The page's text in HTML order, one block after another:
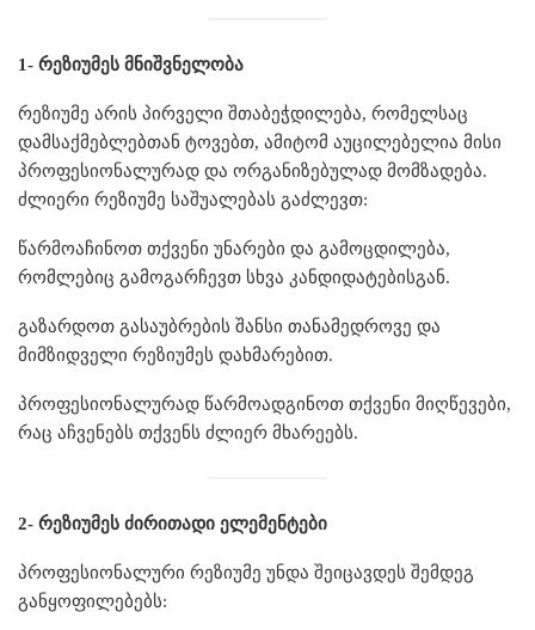
1- რეზიუმეს მნიშვნელობა
რეზიუმე არის პირველი შთაბეჭდილება, რომელსაც
დამსაქმებლებთან ტოვებთ, ამიტომ აუცილებელია მისი
პროფესიონალურად და ორგანიზებულად მომზადება.
ძლიერი რეზიუმე საშუალებას გაძლევთ:
წარმოაჩინოთ თქვენი უნარები და გამოცდილება,
რომლებიც გამოგარჩევთ სხვა კანდიდატებისგან.
გაზარდოთ გასაუბრების შანსი თანამედროვე და
მიმზიდველი რეზიუმეს დახმარებით.
პროფესიონალურად წარმოადგინოთ თქვენი მიღწევები,
რაც აჩვენებს თქვენს ძლიერ მხარეებს.
2- რეზიუმეს ძირითადი ელემენტები
პროფესიონალური რეზიუმე უნდა შეიცავდეს შემდეგ
განყოფილებებს: